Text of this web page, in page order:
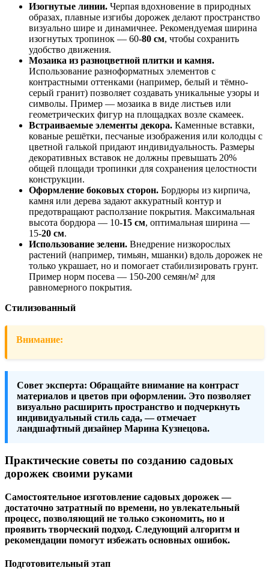
Изогнутые линии. Черпая вдохновение в природных
образах, плавные изгибы дорожек делают пространство
визуально шире и динамичнее. Рекомендуемая ширина
изогнутых тропинок — 60-80 см, чтобы сохранить
удобство движения.
Мозаика из разноцветной плитки и камня.
Использование разноформатных элементов с
контрастными оттенками (например, белый и тёмно-
серый гранит) позволяет создавать уникальные узоры и
символы. Пример — мозаика в виде листьев или
геометрических фигур на площадках возле скамеек.
Встраиваемые элементы декора. Каменные вставки,
кованые решётки, песчаные изображения или колодцы с
цветной галькой придают индивидуальность. Размеры
декоративных вставок не должны превышать 20%
общей площади тропинки для сохранения целостности
конструкции.
Оформление боковых сторон. Бордюры из кирпича,
камня или дерева задают аккуратный контур и
предотвращают расползание покрытия. Максимальная
высота бордюра — 10-15 см, оптимальная ширина —
15-20 см.
Использование зелени. Внедрение низкорослых
растений (например, тимьян, мшанки) вдоль дорожек не
только украшает, но и помогает стабилизировать грунт.
Пример норм посева — 150-200 семян/м² для
равномерного покрытия.
Стилизованный
Внимание:
Совет эксперта: Обращайте внимание на контраст
материалов и цветов при оформлении. Это позволяет
визуально расширить пространство и подчеркнуть
индивидуальный стиль сада, — отмечает
ландшафтный дизайнер Марина Кузнецова.
Практические советы по созданию садовых
дорожек своими руками
Самостоятельное изготовление садовых дорожек —
достаточно затратный по времени, но увлекательный
процесс, позволяющий не только сэкономить, но и
проявить творческий подход. Следующий алгоритм и
рекомендации помогут избежать основных ошибок.
Подготовительный этап